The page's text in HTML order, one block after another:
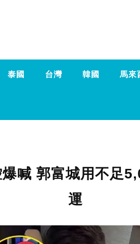
泰國 台灣 韓國 馬來
喊 郭富城用不足
運